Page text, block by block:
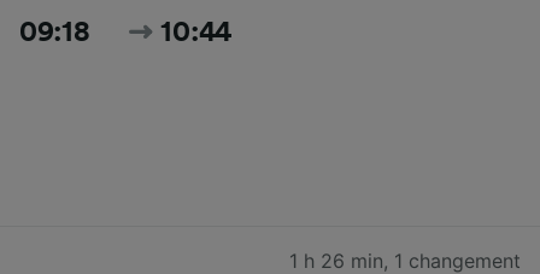
09:18 10:44
1 h 26 min, 1 changement